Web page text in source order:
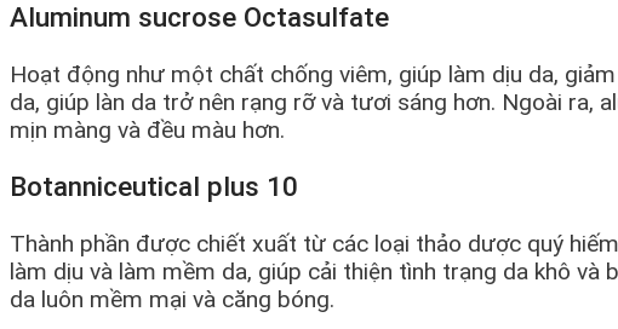
Aluminum sucrose Octasulfate
Hoạt động như một chất chống viêm, giúp làm dịu da,
da, giúp làn da trở nên rạng rỡ và tươi sáng hơn. Ngoài ra,
mịn màng và đều màu hơn.
Botanniceutical plus 10
Thành phần được chiết xuất từ các loại thảo dược quý
làm dịu và làm mềm da, giúp cải thiện tình trạng da khô
da luôn mềm mại và căng bóng.